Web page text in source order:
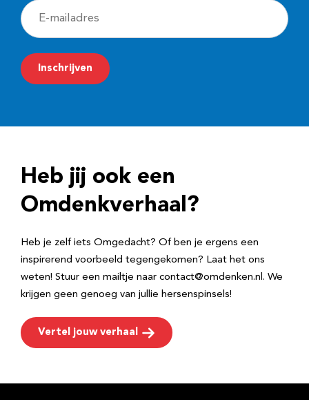
E
-
m
a
r
e
Inschrijven
Heb jij ook een
Omdenkverhaal?
Heb je zelf iets Omgedacht? Of ben je ergens een
inspirerend voorbeeld tegengekomen? Laat het ons
weten! Stuur een mailtje naar contact@omdenken.nl. We
krijgen geen genoeg van jullie hersenspinsels!
Vertel jouw verhaal